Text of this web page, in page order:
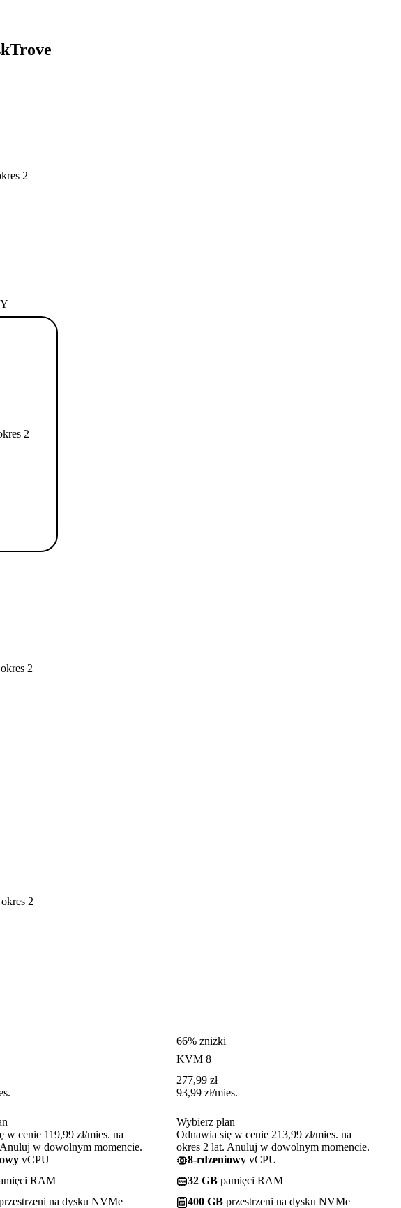
2
2
2
2
w cenie 119,99 zł/mies. na
w dowolnym momencie.
vCPU
RAM
na dysku NVMe
66% zniżki
KVM 8
277,99 zł
93,99 zł/mies.
Wybierz plan
Odnawia się w cenie 213,99 zł/mies. na
okres 2 lat. Anuluj w dowolnym momencie.
8-rdzeniowy vCPU
32 GB pamięci RAM
400 GB przestrzeni na dysku NVMe